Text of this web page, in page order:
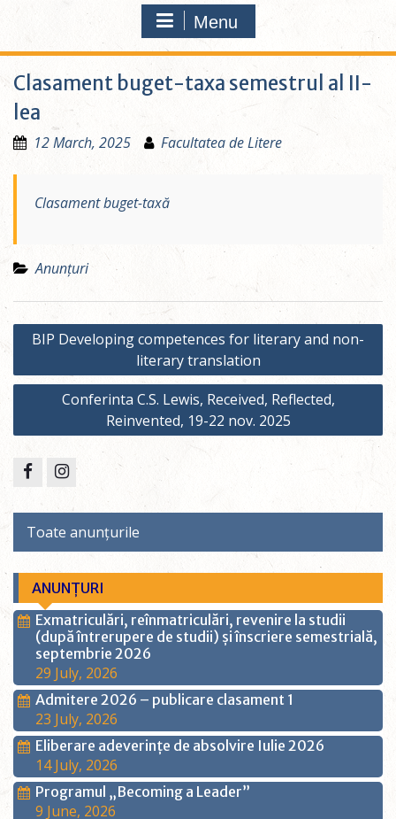
Menu
Clasament buget-taxa semestrul al II-
lea
12 March, 2025 Facultatea de Litere
Clasament buget-taxă
Anunțuri
Post
BIP Developing competences for literary and non-
literary translation
Conferinta C.S. Lewis, Received, Reflected,
Reinvented, 19-22 nov. 2025
Instagram
Toate anunțurile
ANUNȚURI
Exmatriculări, reînmatriculări, revenire la studii
(după întrerupere de studii) și înscriere semestrială,
septembrie 2026
29 July, 2026
Admitere 2026 – publicare clasament 1
23 July, 2026
Eliberare adeverințe de absolvire Iulie 2026
14 July, 2026
Programul „Becoming a Leader”
9 June, 2026